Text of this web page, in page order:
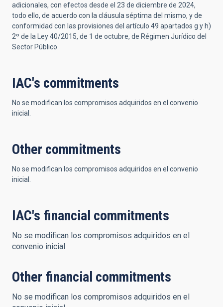
adicionales, con efectos desde el 23 de diciembre de 2024,
todo ello, de acuerdo con la cláusula séptima del mismo, y de
conformidad con las provisiones del artículo 49 apartados g y h)
2º de la Ley 40/2015, de 1 de octubre, de Régimen Jurídico del
Sector Público.
IAC's commitments
No se modifican los compromisos adquiridos en el convenio
inicial.
Other commitments
No se modifican los compromisos adquiridos en el convenio
inicial.
IAC's financial commitments
No se modifican los compromisos adquiridos en el
convenio inicial
Other financial commitments
No se modifican los compromisos adquiridos en el